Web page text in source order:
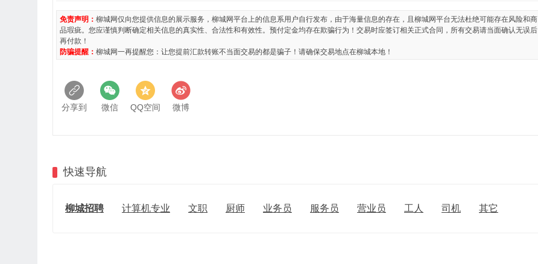
免责声明： 柳城网仅向您提供信息的展示服务，柳城网平台上的信息系用户自行发布，由于海量信息的存在，且柳城网平台无法杜绝可能存在风险和商
品瑕疵。您应谨慎判断确定相关信息的真实性、合法性和有效性。预付定金均存在欺骗行为！交易时应签订相关正式合同，所有交易请当面确认无误后
再付款！
防骗提醒： 柳城网一再提醒您：让您提前汇款转账不当面交易的都是骗子！请确保交易地点在柳城本地！
分享到 微信 QQ空间 微博
快速导航
柳城招聘 计算机专业 文职 厨师 业务员 服务员 营业员 工人 司机 其它